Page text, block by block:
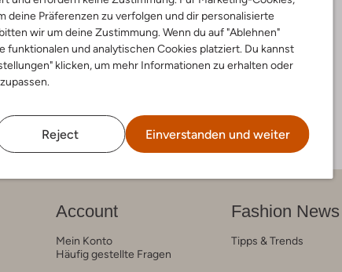
deine Präferenzen zu verfolgen und dir personalisierte
wir um deine Zustimmung. Wenn du auf "Ablehnen"
funktionalen und analytischen Cookies platziert. Du kannst
klicken, um mehr Informationen zu erhalten oder
Reject Einverstanden und weiter
Account
Mein Konto
Häufig gestellte Fragen
Fashion News
Tipps & Trends